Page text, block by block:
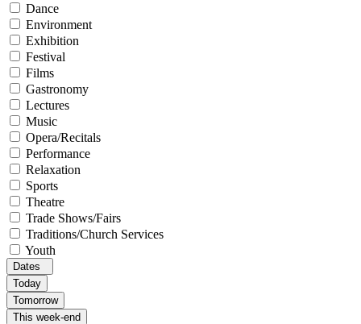
Dance
Environment
Exhibition
Festival
Films
Gastronomy
Lectures
Music
Opera/Recitals
Performance
Relaxation
Sports
Theatre
Trade Shows/Fairs
Traditions/Church Services
Youth
Dates
Today
Tomorrow
This week-end